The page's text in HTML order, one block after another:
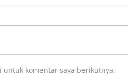
komentar saya berikutnya.